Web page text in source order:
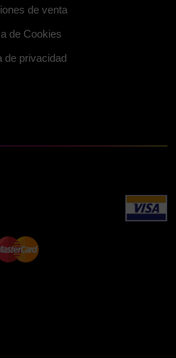
de venta
de Cookies
de privacidad